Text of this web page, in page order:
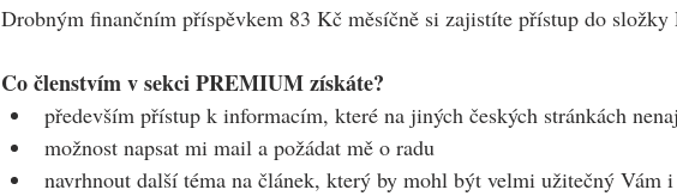
Drobným finančním příspěvkem 83 Kč měsíčně si zajistíte přístup do
Co členstvím v sekci PREMIUM získáte?
především přístup k informacím, které na jiných českých stránkách
možnost napsat mi mail a požádat mě o radu
navrhnout další téma na článek, který by mohl být velmi užitečný Vám